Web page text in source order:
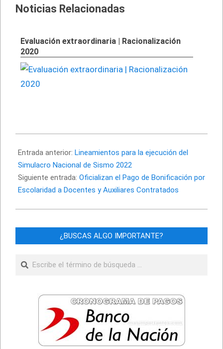
Noticias Relacionadas
Evaluación extraordinaria | Racionalización
2020
06-
08
Entrada anterior: Lineamientos para la ejecución del
Simulacro Nacional de Sismo 2022
Siguiente entrada: Oficializan el Pago de Bonificación por
Escolaridad a Docentes y Auxiliares Contratados
¿BUSCAS ALGO IMPORTANTE?
Buscar